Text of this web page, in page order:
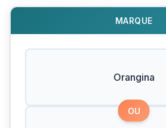
MARQUE
Orangina
OU